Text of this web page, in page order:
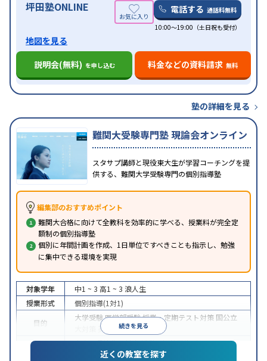
坪田塾ONLINE 電話する 通話料無料
10:00～19:00（土日祝も受付）
地図を見る
説明会(無料) を申し込む 料金などの資料請求 無料
塾の詳細を見る
難関大受験専門塾 現論会オンライン
スタサプ講師と現役東大生が学習コーチングを提
供する、難関大学受験専門の個別指導塾
編集部のおすすめポイント
難関大合格に向けて全教科を効率的に学べる、授業料が完全定
額制の個別指導塾
個別に年間計画を作成、1日単位ですべきことも指示し、勉強
に集中できる環境を実現
続きを見る
対象学年 中1 ~ 3 高1 ~ 3 浪人生
授業形式
個別指導(1対1)
目的
大学受験医学部受験授業・定期テスト対策 国公立
英検(英語検定)対策
中高一貫校生に対応授業の振替可能オンライン対
自習室あり
近くの教室を探す